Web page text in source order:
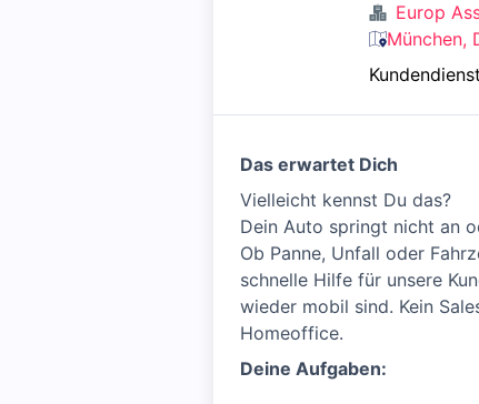
Europ
München,
Kundendienst
Das erwartet Dich
Vielleicht kennst Du das?
Dein Auto springt nicht an
Ob Panne, Unfall oder
schnelle Hilfe für unsere
wieder mobil sind. Kein
Homeoffice.
Deine Aufgaben: